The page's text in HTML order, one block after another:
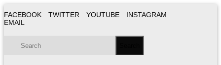
FACEBOOK TWITTER YOUTUBE
INSTAGRAM
EMAIL